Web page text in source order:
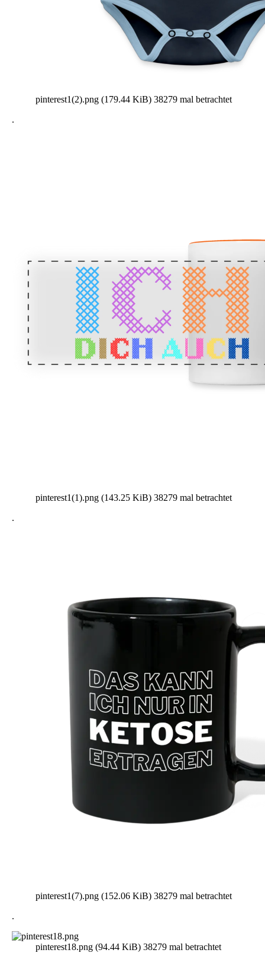
pinterest1(2).png (179.44 KiB) 38279 mal betrachtet
.
pinterest1(1).png (143.25 KiB) 38279 mal betrachtet
.
pinterest1(7).png (152.06 KiB) 38279 mal betrachtet
.
pinterest18.png (94.44 KiB) 38279 mal betrachtet